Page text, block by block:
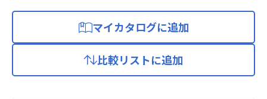
マイカタログに追加
比較リストに追加